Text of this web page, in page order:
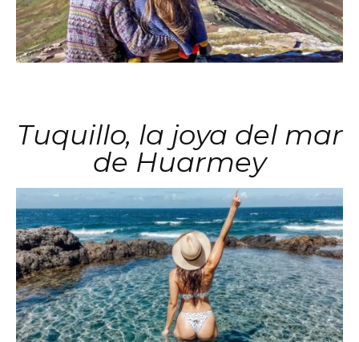
Tuquillo, la joya del mar
de Huarmey